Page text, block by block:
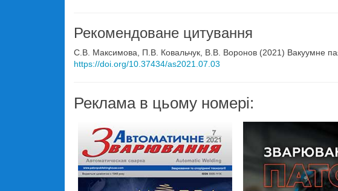
Рекомендоване цитування
С.В. Максимова, П.В. Ковальчук, В.В. Воронов (2021) Вакуумне
https://doi.org/10.37434/as2021.07.03
Реклама в цьому номері: